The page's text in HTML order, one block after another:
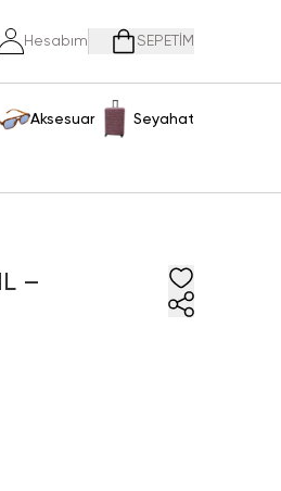
Hesabım SEPETİM
Aksesuar Seyahat
–